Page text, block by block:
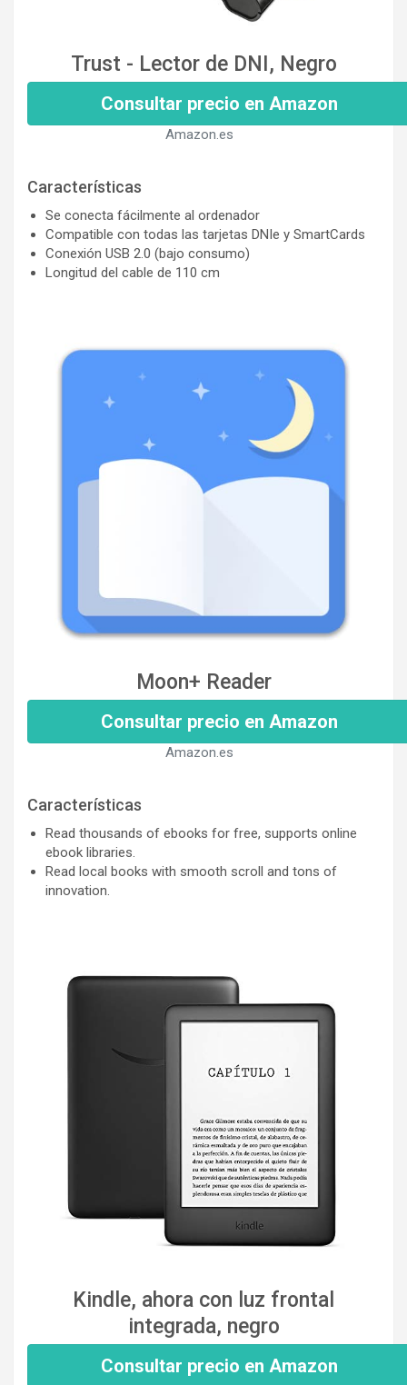
Trust - Lector de DNI, Negro
Consultar precio en Amazon
Amazon.es
Características
Se conecta fácilmente al ordenador
Compatible con todas las tarjetas DNIe y SmartCards
Conexión USB 2.0 (bajo consumo)
Longitud del cable de 110 cm
Moon+ Reader
Consultar precio en Amazon
Amazon.es
Características
Read thousands of ebooks for free, supports online
ebook libraries.
Read local books with smooth scroll and tons of
innovation.
Kindle, ahora con luz frontal
integrada, negro
Consultar precio en Amazon